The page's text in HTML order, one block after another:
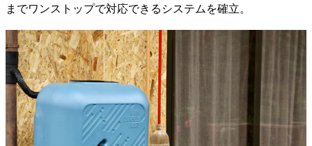
までワンストップで対応できるシステムを確立。